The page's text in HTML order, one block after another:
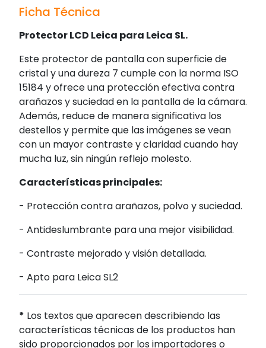
Ficha Técnica
Protector LCD Leica para Leica SL.
Este protector de pantalla con superficie de
cristal y una dureza 7 cumple con la norma ISO
15184 y ofrece una protección efectiva contra
arañazos y suciedad en la pantalla de la cámara.
Además, reduce de manera significativa los
destellos y permite que las imágenes se vean
con un mayor contraste y claridad cuando hay
mucha luz, sin ningún reflejo molesto.
Características principales:
- Protección contra arañazos, polvo y suciedad.
- Antideslumbrante para una mejor visibilidad.
- Contraste mejorado y visión detallada.
- Apto para Leica SL2
* Los textos que aparecen describiendo las
características técnicas de los productos han
sido proporcionados por los importadores o